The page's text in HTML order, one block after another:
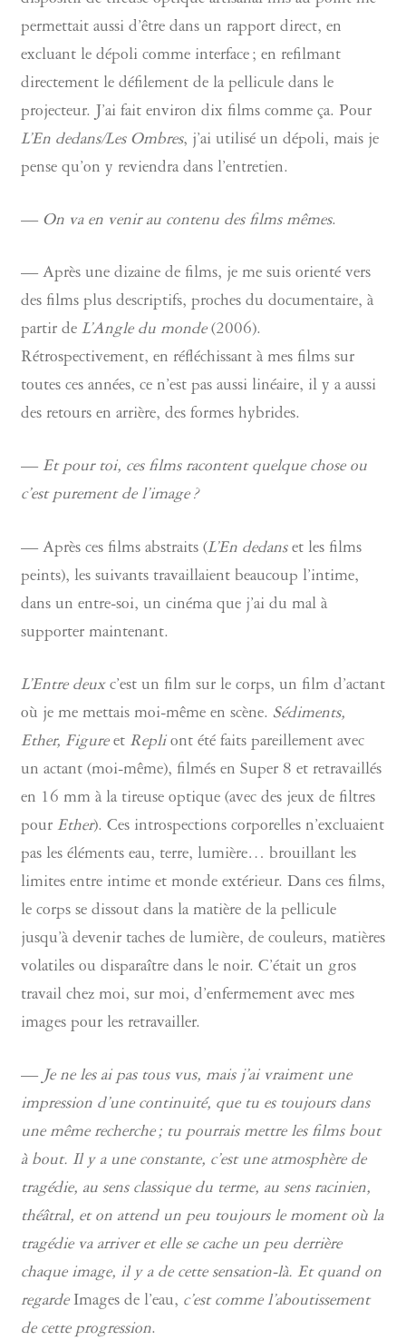
permettait aussi d’être dans un rapport direct, en
excluant le dépoli comme interface ; en refilmant
directement le défilement de la pellicule dans le
projecteur. J’ai fait environ dix films comme ça. Pour
L’En dedans/Les Ombres, j’ai utilisé un dépoli, mais je
pense qu’on y reviendra dans l’entretien.
— On va en venir au contenu des films mêmes.
— Après une dizaine de films, je me suis orienté vers
des films plus descriptifs, proches du documentaire, à
partir de L’Angle du monde(2006).
Rétrospectivement, en réfléchissant à mes films sur
toutes ces années, ce n’est pas aussi linéaire, il y a aussi
des retours en arrière, des formes hybrides.
— Et pour toi, ces films racontent quelque chose ou
c’est purement de l’image ?
— Après ces films abstraits (L’En dedanset les films
peints), les suivants travaillaient beaucoup l’intime,
dans un entre-soi, un cinéma que j’ai du mal à
supporter maintenant.
L’Entre deuxc’est un film sur le corps, un film d’actant
où je me mettais moi-même en scène. Sédiments,
Ether, Figureet Repliont été faits pareillement avec
un actant (moi-même), filmés en Super 8 et retravaillés
en 16 mm à la tireuse optique (avec des jeux de filtres
pour Ether). Ces introspections corporelles n’excluaient
pas les éléments eau, terre, lumière… brouillant les
limites entre intime et monde extérieur. Dans ces films,
le corps se dissout dans la matière de la pellicule
jusqu’à devenir taches de lumière, de couleurs, matières
volatiles ou disparaître dans le noir. C’était un gros
travail chez moi, sur moi, d’enfermement avec mes
images pour les retravailler.
—Je ne les ai pas tous vus, mais j’ai vraiment une
impression d’une continuité, que tu es toujours dans
une même recherche ; tu pourrais mettre les films bout
à bout. Il y a une constante, c’est une atmosphère de
tragédie, au sens classique du terme, au sens racinien,
théâtral, et on attend un peu toujours le moment où la
tragédie va arriver et elle se cache un peu derrière
chaque image, il y a de cette sensation-là. Et quand on
regardeImages de l’eau, c’est comme l’aboutissement
de cette progression.